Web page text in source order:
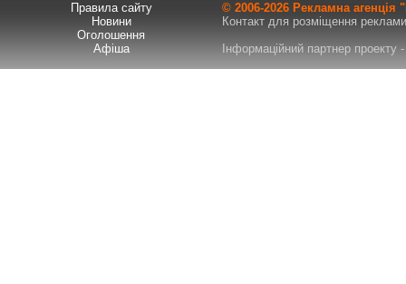
Правила сайту
Новини
Оголошення
Афіша
© 2006-2026 Рекламна
Контакт для розміщення
Інформаційний партнер проекту